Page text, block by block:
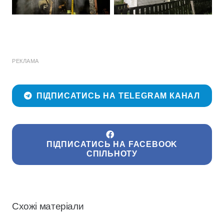
РЕКЛАМА
ПІДПИСАТИСЬ НА TELEGRAM КАНАЛ
ПІДПИСАТИСЬ НА FACEBOOK
СПІЛЬНОТУ
Схожі матеріали